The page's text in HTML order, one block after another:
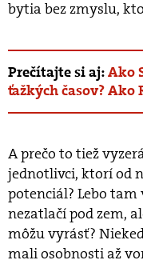
bytia bez zmyslu,
Prečítajte si aj:Ako
ťažkých časov? Ako
A prečo to tiež
jednotlivci, ktorí od
potenciál? Lebo
nezatlačí pod zem,
môžu vyrásť?
mali osobnosti až